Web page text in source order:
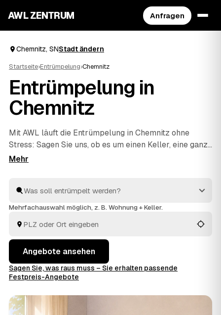
AWL ZENTRUM Anfragen
Chemnitz, SNStadt ändern
Startseite›Entrümpelung›Chemnitz
Entrümpelung in
Chemnitz
Mit AWL läuft die Entrümpelung in Chemnitz ohne
Stress: Sagen Sie uns, ob es um einen Keller, eine ganze
Wohnung, ein Haus oder eine Messie-Wohnung geht,
Nähe – von Chemnitz bisZwickau
sparen Sie sich das einzelne Anfragen und sehen direkt,
Mehrfachauswahl möglich, z. B. Wohnung + Keller.
Angebote ansehen
Sagen Sie, was raus muss – Sie erhalten passende
Festpreis-Angebote